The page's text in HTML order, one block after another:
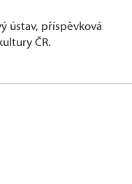
ústav, příspěvková
ČR.